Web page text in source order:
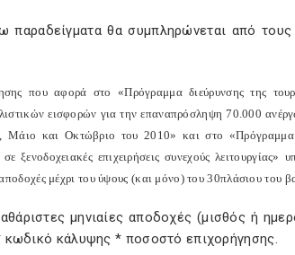
παραδείγματα θα συμπληρώνεται από
που αφορά στο «Πρόγραμμα διεύρυνσης της
εισφορών για την επαναπρόσληψη 70.000
Μάιο και Οκτώβριο του 2010» και στο
ξενοδοχειακές επιχειρήσεις συνεχούς
μέχρι του ύψους (και μόνο) του 30πλάσιου του
μηνιαίες αποδοχές (μισθός ή
κωδικό κάλυψης * ποσοστό επιχορήγησης.